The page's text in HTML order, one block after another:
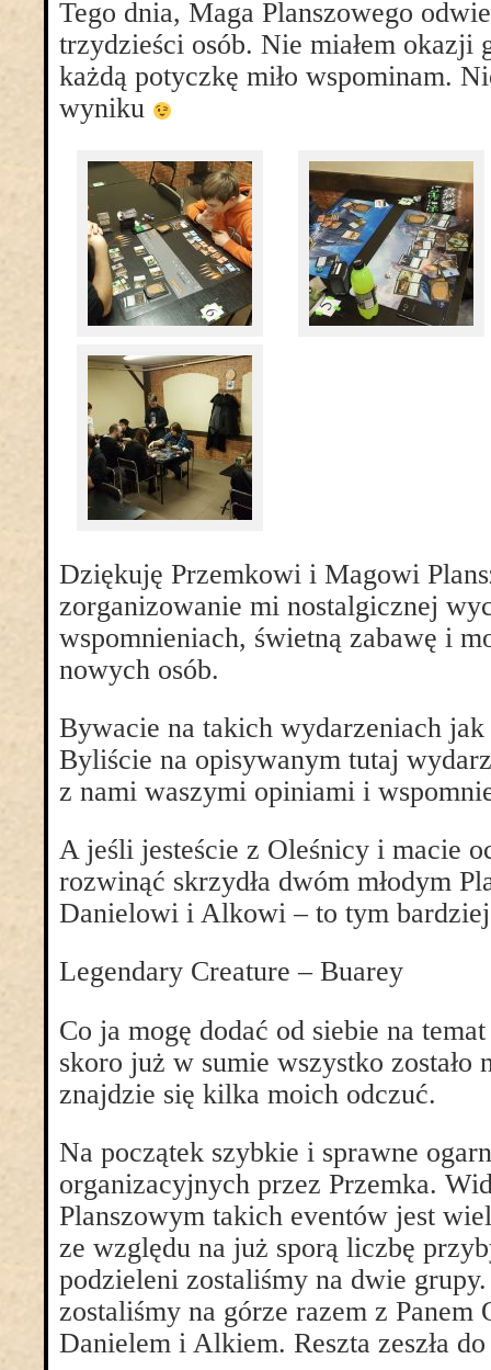
Tego dnia, Maga Planszowego
trzydzieści osób. Nie miałem okazji
każdą potyczkę miło wspominam.
wyniku
Dziękuję Przemkowi i Magowi
zorganizowanie mi nostalgicznej
wspomnieniach, świetną zabawę i
nowych osób.
Bywacie na takich wydarzeniach jak
Byliście na opisywanym tutaj
z nami waszymi opiniami i
A jeśli jesteście z Oleśnicy i macie
rozwinąć skrzydła dwóm młodym
Danielowi i Alkowi – to tym
Legendary Creature – Buarey
Co ja mogę dodać od siebie na
skoro już w sumie wszystko zostało
znajdzie się kilka moich odczuć.
Na początek szybkie i sprawne
organizacyjnych przez Przemka.
Planszowym takich eventów jest
ze względu na już sporą liczbę
podzieleni zostaliśmy na dwie
zostaliśmy na górze razem z Panem
Danielem i Alkiem. Reszta zeszła